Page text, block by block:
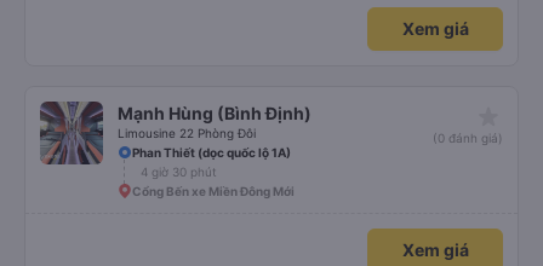
Xem giá
Mạnh Hùng (Bình Định)
Limousine 22 Phòng Đôi
(0 đánh giá)
Phan Thiết (dọc quốc lộ 1A)
4 giờ 30 phút
Cổng Bến xe Miền Đông Mới
Xem giá